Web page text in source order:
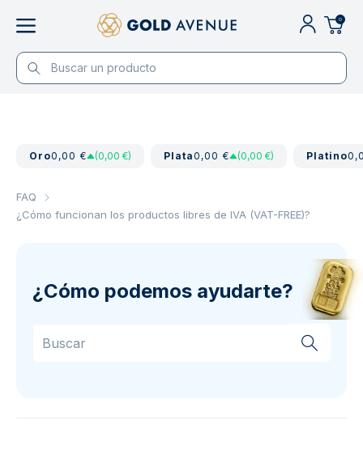
0
Oro0,00 € (0,00 €) Plata0,00 € (0,00 €) Platino
FAQ
¿Cómo funcionan los productos libres de IVA (VAT-FREE)?
¿Cómo podemos ayudarte?